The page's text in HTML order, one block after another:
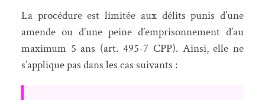
La procédure est limitée aux délits punis d’une
amende ou d’une peine d’emprisonnement d’au
maximum 5 ans (art. 495-7 CPP). Ainsi, elle ne
s’applique pas dans les cas suivants :